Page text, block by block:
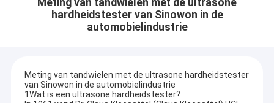
hardheidstester van Sinowon in de
automobielindustrie
Meting van tandwielen met de ultrasone hardheidstester
van Sinowon in de automobielindustrie
1Wat is een ultrasone hardheidstester?